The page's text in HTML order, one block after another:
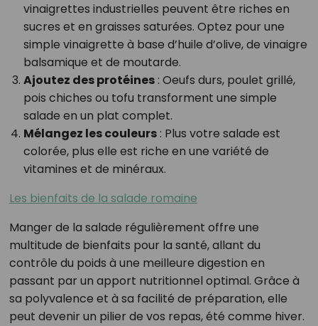
vinaigrettes industrielles peuvent être riches en
sucres et en graisses saturées. Optez pour une
simple vinaigrette à base d’huile d’olive, de vinaigre
balsamique et de moutarde.
Ajoutez des protéines: Oeufs durs, poulet grillé,
pois chiches ou tofu transforment une simple
salade en un plat complet.
Mélangez les couleurs: Plus votre salade est
colorée, plus elle est riche en une variété de
vitamines et de minéraux.
Les bienfaits de la salade romaine
Manger de la salade régulièrement offre une
multitude de bienfaits pour la santé, allant du
contrôle du poids à une meilleure digestion en
passant par un apport nutritionnel optimal. Grâce à
sa polyvalence et à sa facilité de préparation, elle
peut devenir un pilier de vos repas, été comme hiver.